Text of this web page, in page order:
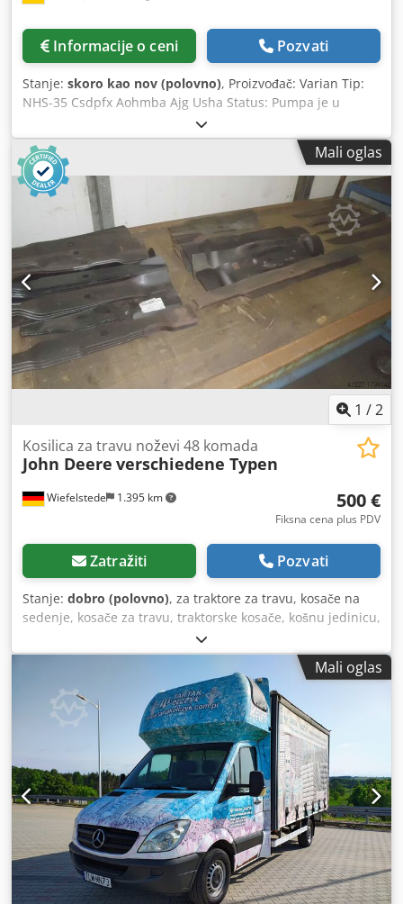
Informacije o ceni Pozvati
Stanje: skoro kao nov (polovno), Proizvođač: Varian Tip:
NHS-35 Csdpfx Aohmba Ajg Usha Status: Pumpa je u
veoma dobrom stanju i takođe dostupna sa ugaoni ventil
ako je potrebno! Garancija: 3 meseca Vreme isporuke: sa
zaliha
Mali oglas
1 /2
Wiefelstede 1.395 km
Kosilica za travu noževi 48 komada
John Deere verschiedene Typen
500 €
Fiksna cena plus PDV
Zatražiti Pozvati
Stanje: dobro (polovno), za traktore za travu, kosače na
sedenje, kosače za travu, traktorske kosače, košnu jedinicu,
kosače za travu, košni greben, disk kosaču - Noževi za
kosaču: 48 komada - Tipovi: različiti - Paket: kompletan
Cedpjb A R Uhsfx Ag Uoha - Cena: komplet - Težina: 120 kg
Mali oglas